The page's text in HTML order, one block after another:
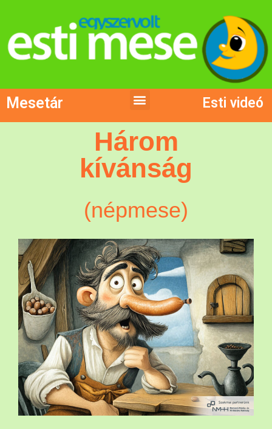
Mesetár Esti videó
Három
kívánság
(népmese)